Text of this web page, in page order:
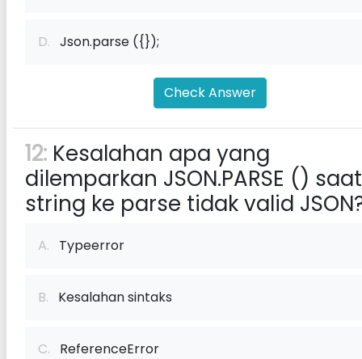
D. Json.parse ({});
Check Answer
12: Kesalahan apa yang
dilemparkan JSON.PARSE () saat
string ke parse tidak valid
A. Typeerror
B. Kesalahan sintaks
C. ReferenceError